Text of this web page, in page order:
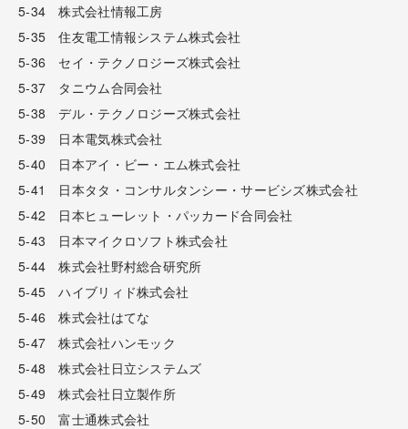
5-34 株式会社情報工房
5-35 住友電工情報システム株式会社
5-36 セイ・テクノロジーズ株式会社
5-37 タニウム合同会社
5-38 デル・テクノロジーズ株式会社
5-39 日本電気株式会社
5-40 日本アイ・ビー・エム株式会社
5-41 日本タタ・コンサルタンシー・サービシズ株式会社
5-42 日本ヒューレット・パッカード合同会社
5-43 日本マイクロソフト株式会社
5-44 株式会社野村総合研究所
5-45 ハイブリィド株式会社
5-46 株式会社はてな
5-47 株式会社ハンモック
5-48 株式会社日立システムズ
5-49 株式会社日立製作所
5-50 富士通株式会社